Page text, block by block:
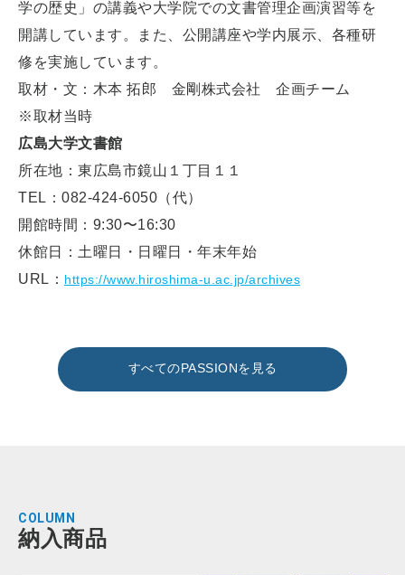
学の歴史」の講義や大学院での文書管理企画演習等を
開講しています。また、公開講座や学内展示、各種研
修を実施しています。
取材・文：木本 拓郎 金剛株式会社 企画チーム
※取材当時
広島大学文書館
所在地：東広島市鏡山１丁目１１
TEL：082-424-6050（代）
開館時間：9:30〜16:30
休館日：土曜日・日曜日・年末年始
URL： https://www.hiroshima-u.ac.jp/archives
すべてのPASSIONを見る
COLUMN
納入商品